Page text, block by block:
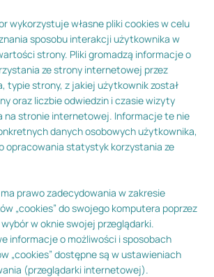
wykorzystuje własne pliki cookies w celu
sposobu interakcji użytkownika w
strony. Pliki gromadzą informacje o
ze strony internetowej przez
typie strony, z jakiej użytkownik został
oraz liczbie odwiedzin i czasie wizyty
na stronie internetowej. Informacje te nie
danych osobowych użytkownika,
opracowania statystyk korzystania ze
prawo zadecydowania w zakresie
„cookies” do swojego komputera poprzez
w oknie swojej przeglądarki.
informacje o możliwości i sposobach
„cookies” dostępne są w ustawieniach
(przeglądarki internetowej).